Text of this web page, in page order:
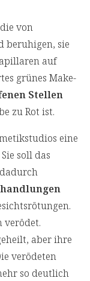
von
beruhigen, sie
auf
grünes Make-
Stellen
zu Rot ist.
eine
soll das
verödet.
aber ihre
verödeten
so deutlich